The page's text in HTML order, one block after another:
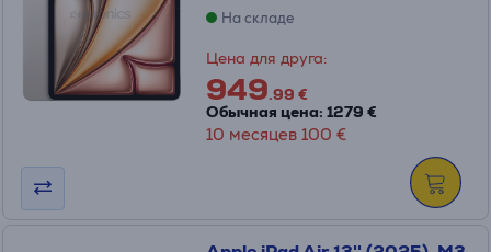
На складе
Цена для друга:
949.99 €
Обычная цена: 1279 €
10 месяцев 100 €